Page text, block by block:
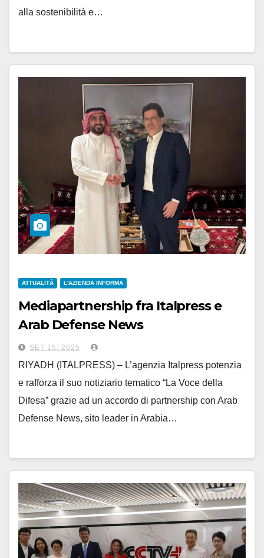
alla sostenibilità e…
ATTUALITÀ L'AZIENDA INFORMA
Mediapartnership fra Italpress e
Arab Defense News
SET 15, 2025
RIYADH (ITALPRESS) – L’agenzia Italpress potenzia
e rafforza il suo notiziario tematico “La Voce della
Difesa” grazie ad un accordo di partnership con Arab
Defense News, sito leader in Arabia…